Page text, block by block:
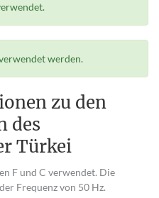
werden.
zu den
des
Türkei
F und C verwendet. Die
Frequenz von 50 Hz.